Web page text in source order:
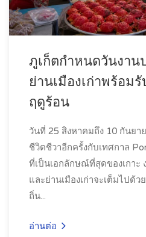
ภูเก็ตกำหนดวันงาน
ย่านเมืองเก่าพร้อม
ฤดูร้อน
วันที่ 25 สิงหาคมถึง 10 กันยา
ชีวิตชีวาอีกครั้งกับเทศกาล
ที่เป็นเอกลักษณ์ที่สุดของเกา
และย่านเมืองเก่าจะเต็มไปด้
ถิ่น...
อ่านต่อ